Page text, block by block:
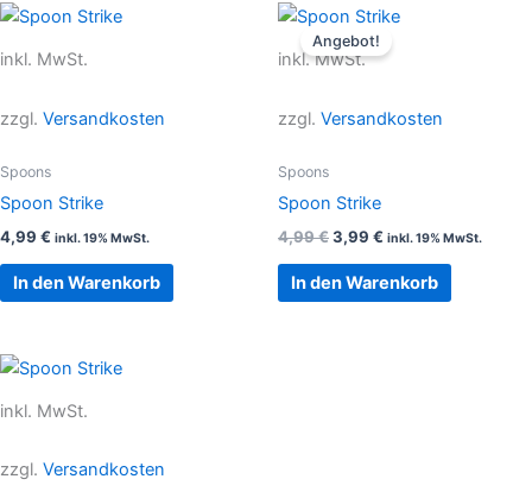
inkl. MwSt.
zzgl. Versandkosten
Spoons
Spoon Strike
4,99 € inkl. 19% MwSt.
In den Warenkorb
Angebot!
inkl. MwSt.
zzgl. Versandkosten
Spoons
Spoon Strike
4,99€
Ursprünglicher
Preis
war:
4,99 €
3,99 €
Aktueller
ist:
inkl. 19% MwSt.
In den Warenkorb
inkl. MwSt.
zzgl. Versandkosten